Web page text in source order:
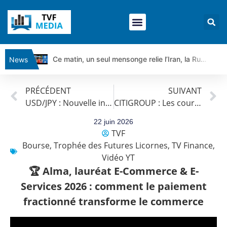
News
Ce matin, un seul mensonge relie l’Iran, la Russie et Trump | par Louis Antoine Michelet
Ce que Trump, Téhéran et Pékin ne veulent pas que vous voyiez ensemble | par Louis-Antoine Michelet
Vente du Turbo infini BEST PUT COINBASE WO83V à 0,51 € (+46 %)
Gaza, Iran, Chine : la guerre mondiale vient de commencer | par Louis-Antoine Michelet
PRÉCÉDENT
USD/JPY : Nouvelle intervention de la BOJ | Benoît Fernandez-Riou – Flash Forex
SUIVANT
CITIGROUP : Les cours progressent toujours.
22 juin 2026
TVF
Bourse, Trophée des Futures Licornes, TV Finance,
Vidéo YT
🏆 Alma, lauréat E-Commerce & E-
Services 2026 : comment le paiement
fractionné transforme le commerce